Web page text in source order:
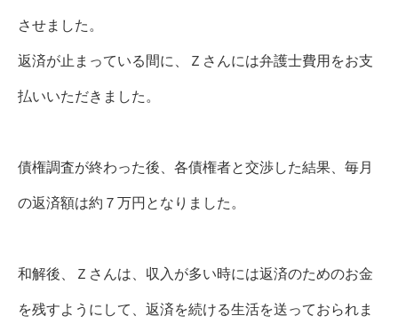
させました。
返済が止まっている間に、Ｚさんには弁護士費用をお支
払いいただきました。
債権調査が終わった後、各債権者と交渉した結果、毎月
の返済額は約７万円となりました。
和解後、Ｚさんは、収入が多い時には返済のためのお金
を残すようにして、返済を続ける生活を送っておられま